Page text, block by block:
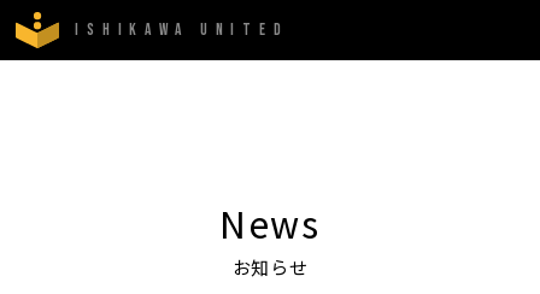
ISHIKAWA UNITED
News
お知らせ